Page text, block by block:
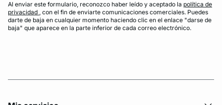
Al enviar este formulario, reconozco haber leído y aceptado la política de
privacidad , con el fin de enviarte comunicaciones comerciales. Puedes
darte de baja en cualquier momento haciendo clic en el enlace "darse de
baja" que aparece en la parte inferior de cada correo electrónico.